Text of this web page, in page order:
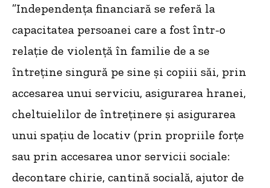
”Independența financiară se referă la
capacitatea persoanei care a fost într-o
relație de violență în familie de a se
întreține singură pe sine și copiii săi, prin
accesarea unui serviciu, asigurarea hranei,
cheltuielilor de întreținere și asigurarea
unui spațiu de locativ (prin propriile forțe
sau prin accesarea unor servicii sociale:
decontare chirie, cantină socială, ajutor de